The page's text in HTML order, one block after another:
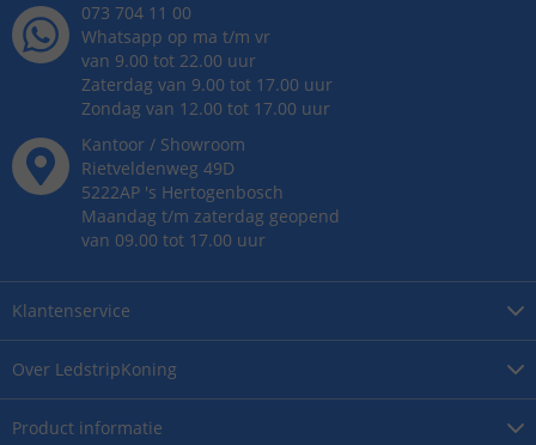
Over LedstripKoning
Product informatie
Klantenservice
073 704 11 00
Whatsapp op ma t/m vr
van 9.00 tot 22.00 uur
Zaterdag van 9.00 tot 17.00 uur
Zondag van 12.00 tot 17.00 uur
Kantoor / Showroom
Rietveldenweg 49D
5222AP 's Hertogenbosch
Maandag t/m zaterdag geopend
van 09.00 tot 17.00 uur